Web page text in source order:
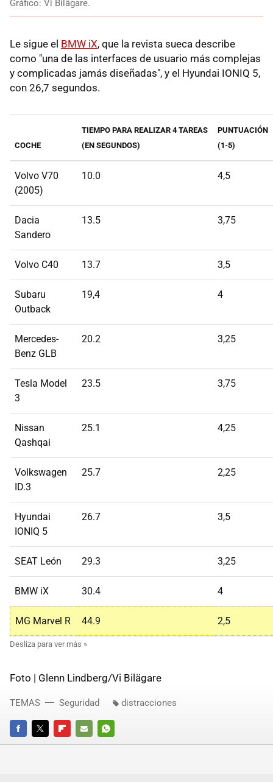
Gráfico: Vi Bilägare.
Le sigue el BMW iX, que la revista sueca describe
como "una de las interfaces de usuario más complejas
y complicadas jamás diseñadas", y el Hyundai IONIQ 5,
con 26,7 segundos.
COCHE
TIEMPO PARA REALIZAR 4 TAREAS
(EN SEGUNDOS)
PUNTUACIÓN
(1-5)
Volvo V70
(2005)
10.0 4,5
Dacia
Sandero
13.5 3,75
Volvo C40 13.7 3,5
Subaru
Outback
19,4 4
Mercedes-
Benz GLB
20.2 3,25
Tesla Model
3
23.5 3,75
Nissan
Qashqai
25.1 4,25
Volkswagen
ID.3
25.7 2,25
Hyundai
IONIQ 5
26.7 3,5
SEAT León 29.3 3,25
BMW iX 30.4 4
MG Marvel R 44.9 2,5
Foto | Glenn Lindberg/Vi Bilägare
FACEBOOKTWITTERFLIPBOARD
E-
WHATSAPP
TEMAS Seguridad distracciones